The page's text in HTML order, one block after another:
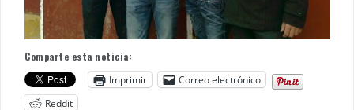
Comparte esta noticia:
Imprimir
Correo electrónico
Reddit